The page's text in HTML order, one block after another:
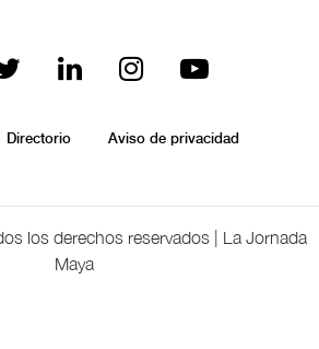
Directorio Aviso de privacidad
los derechos reservados | La Jornada
Maya